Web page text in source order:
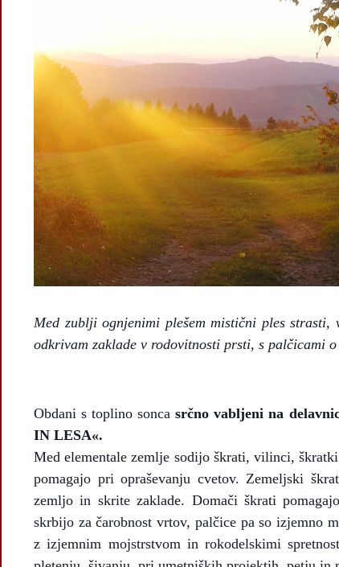
Med zublji ognjenimi plešem mistični ples
odkrivam zaklade v rodovitnosti prsti, s palčicami
Obdani s toplino soncasrčno vabljeni na
IN LESA«.
Med elementale zemlje sodijo škrati, vilinci,
pomagajo pri opraševanju cvetov. Zemeljski
zemljo in skrite zaklade. Domači škrati
skrbijo za čarobnost vrtov, palčice pa so izjemno
z izjemnim mojstrstvom in rokodelskimi